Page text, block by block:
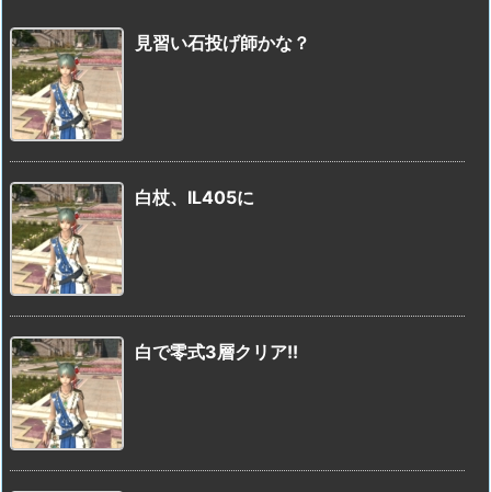
見習い石投げ師かな？
白杖、IL405に
白で零式3層クリア!!